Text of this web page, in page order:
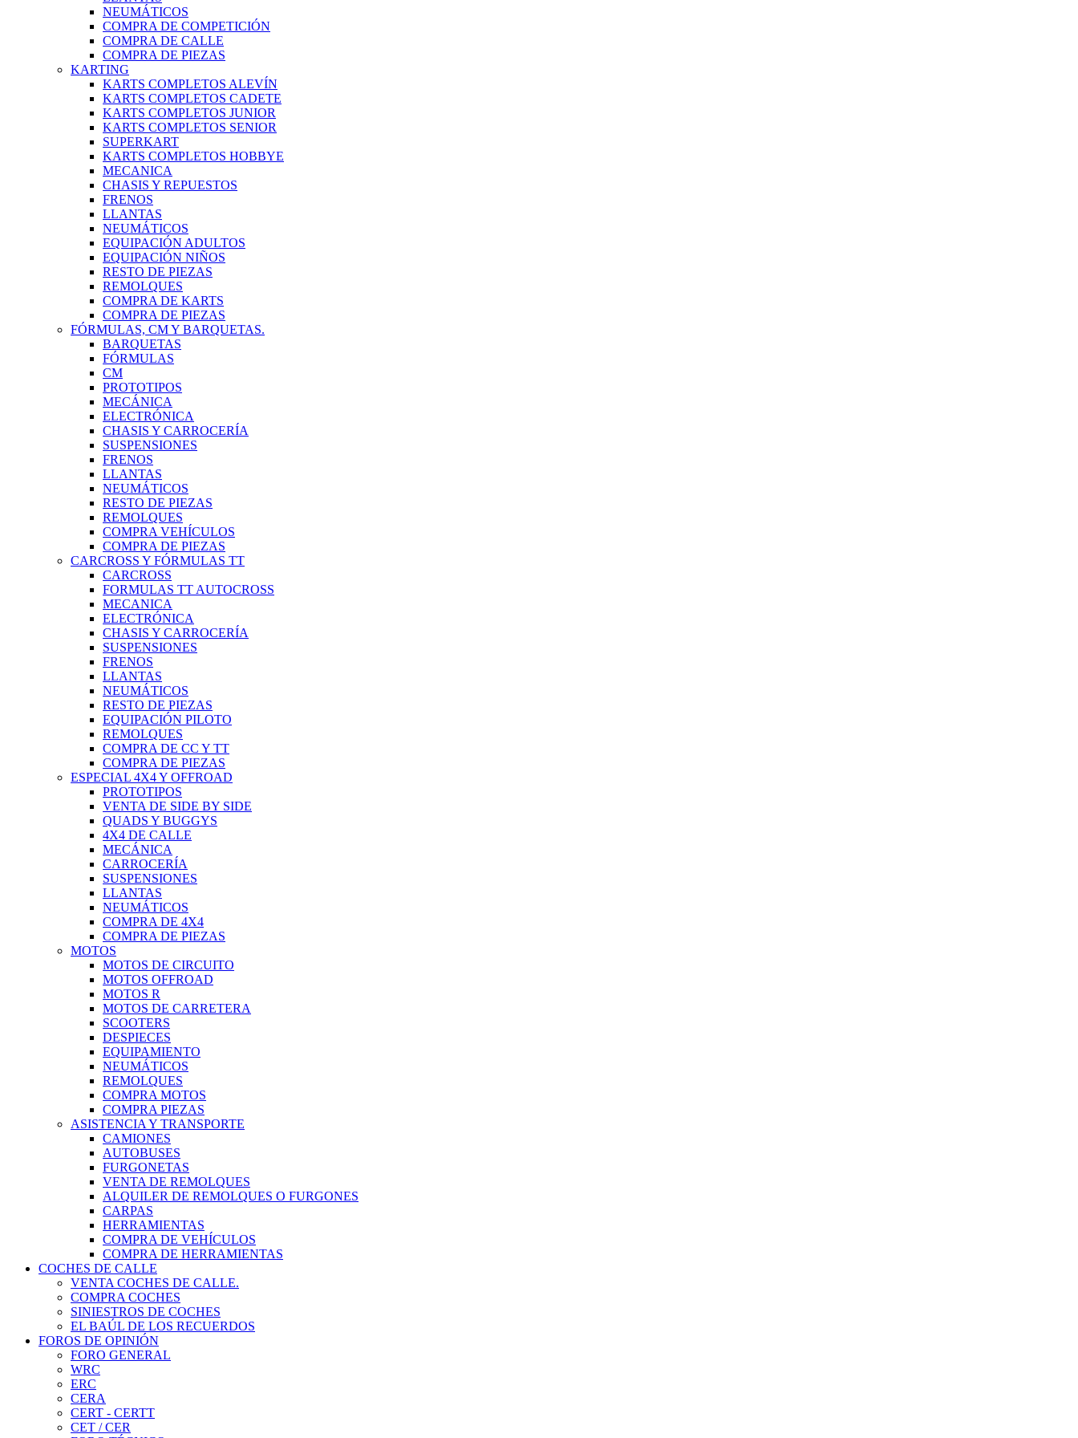
NEUMÁTICOS
COMPRA DE COMPETICIÓN
COMPRA DE CALLE
COMPRA DE PIEZAS
KARTING
KARTS COMPLETOS ALEVÍN
KARTS COMPLETOS CADETE
KARTS COMPLETOS JUNIOR
KARTS COMPLETOS SENIOR
SUPERKART
KARTS COMPLETOS HOBBYE
MECANICA
CHASIS Y REPUESTOS
FRENOS
LLANTAS
NEUMÁTICOS
EQUIPACIÓN ADULTOS
EQUIPACIÓN NIÑOS
RESTO DE PIEZAS
REMOLQUES
COMPRA DE KARTS
COMPRA DE PIEZAS
FÓRMULAS, CM Y BARQUETAS.
BARQUETAS
FÓRMULAS
CM
PROTOTIPOS
MECÁNICA
ELECTRÓNICA
CHASIS Y CARROCERÍA
SUSPENSIONES
FRENOS
LLANTAS
NEUMÁTICOS
RESTO DE PIEZAS
REMOLQUES
COMPRA VEHÍCULOS
COMPRA DE PIEZAS
CARCROSS Y FÓRMULAS TT
CARCROSS
FORMULAS TT AUTOCROSS
MECANICA
ELECTRÓNICA
CHASIS Y CARROCERÍA
SUSPENSIONES
FRENOS
LLANTAS
NEUMÁTICOS
RESTO DE PIEZAS
EQUIPACIÓN PILOTO
REMOLQUES
COMPRA DE CC Y TT
COMPRA DE PIEZAS
ESPECIAL 4X4 Y OFFROAD
PROTOTIPOS
VENTA DE SIDE BY SIDE
QUADS Y BUGGYS
4X4 DE CALLE
MECÁNICA
CARROCERÍA
SUSPENSIONES
LLANTAS
NEUMÁTICOS
COMPRA DE 4X4
COMPRA DE PIEZAS
MOTOS
MOTOS DE CIRCUITO
MOTOS OFFROAD
MOTOS R
MOTOS DE CARRETERA
SCOOTERS
DESPIECES
EQUIPAMIENTO
NEUMÁTICOS
REMOLQUES
COMPRA MOTOS
COMPRA PIEZAS
ASISTENCIA Y TRANSPORTE
CAMIONES
AUTOBUSES
FURGONETAS
VENTA DE REMOLQUES
ALQUILER DE REMOLQUES O FURGONES
CARPAS
HERRAMIENTAS
COMPRA DE VEHÍCULOS
COMPRA DE HERRAMIENTAS
COCHES DE CALLE
VENTA COCHES DE CALLE.
COMPRA COCHES
SINIESTROS DE COCHES
EL BAÚL DE LOS RECUERDOS
FOROS DE OPINIÓN
FORO GENERAL
WRC
ERC
CERA
CERT - CERTT
CET / CER